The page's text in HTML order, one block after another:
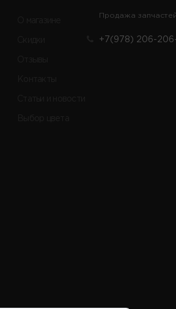
Продажа
+7(978) 206-